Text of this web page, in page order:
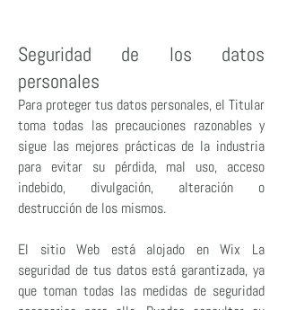
Seguridad de los datos
personales
Para proteger tus datos personales, el Titular
toma todas las precauciones razonables y
sigue las mejores prácticas de la industria
para evitar su pérdida, mal uso, acceso
indebido, divulgación, alteración o
destrucción de los mismos.
El sitio Web está alojado en Wix La
seguridad de tus datos está garantizada, ya
que toman todas las medidas de seguridad